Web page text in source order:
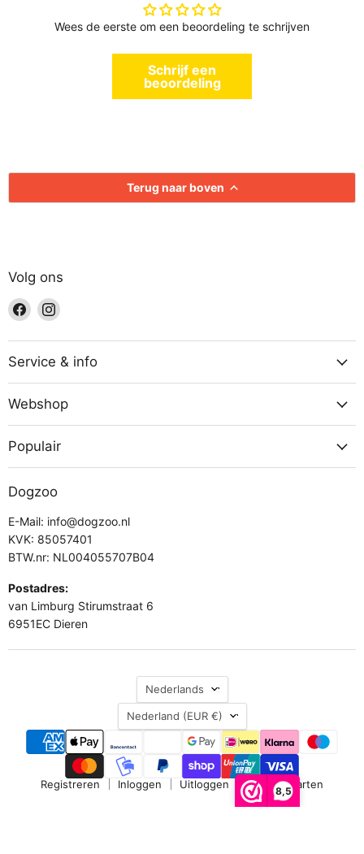
8,5
Wees de eerste om een beoordeling te schrijven
Schrijf een
beoordeling
Terug naar boven
Volg ons
Vind
ons
op
Facebook
Vind
op
Instagram
Service & info
Webshop
Populair
Dogzoo
E-Mail: info@dogzoo.nl
KVK: 85057401
BTW.nr: NL004055707B04
Postadres:
van Limburg Stirumstraat 6
6951EC Dieren
Taal
Nederlands
Land
Nederland (EUR €)
Registreren Inloggen Uitloggen Cadeaukaarten
Copyright © 2026 Dogzoo.